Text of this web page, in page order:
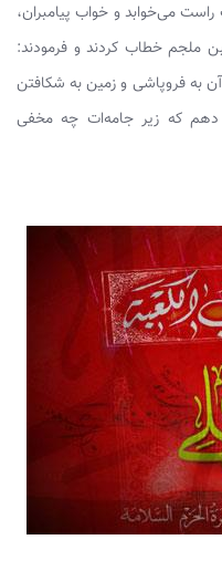
می‌خوابد و خواب پیامبران،
ملجم خطاب کردند و فرمودند:
به فروپاشی و زمین به شکافتن
دهم که زیر جامه‌ات چه مخفی